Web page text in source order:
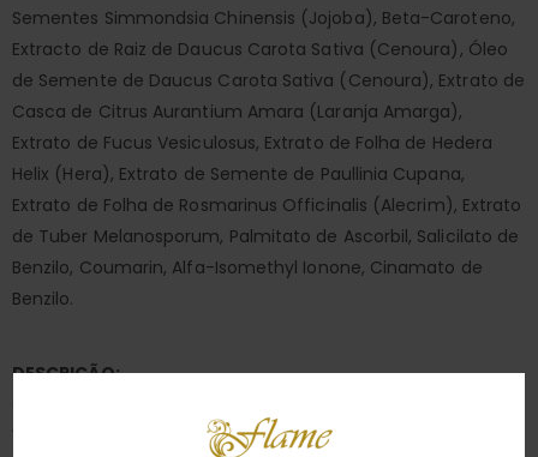
Sementes Simmondsia Chinensis (Jojoba), Beta-Caroteno,
Extracto de Raiz de Daucus Carota Sativa (Cenoura), Óleo
de Semente de Daucus Carota Sativa (Cenoura), Extrato de
Casca de Citrus Aurantium Amara (Laranja Amarga),
Extrato de Fucus Vesiculosus, Extrato de Folha de Hedera
Helix (Hera), Extrato de Semente de Paullinia Cupana,
Extrato de Folha de Rosmarinus Officinalis (Alecrim), Extrato
de Tuber Melanosporum, Palmitato de Ascorbil, Salicilato de
Benzilo, Coumarin, Alfa-Isomethyl Ionone, Cinamato de
Benzilo.
DESCRIÇÃO:
WILD
é um óleo bronzeador seco à base de extratos de